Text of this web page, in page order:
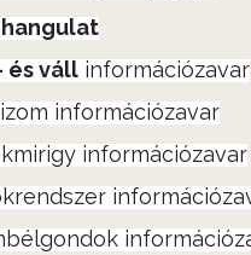
hangulat
és váll információzavar
információzavar
információzavar